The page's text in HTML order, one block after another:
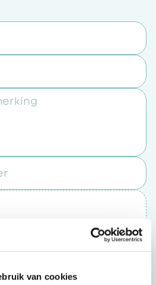
van cookies